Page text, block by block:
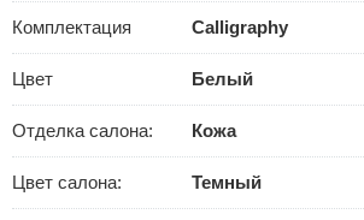
Комплектация Calligraphy
Цвет Белый
Отделка салона: Кожа
Цвет салона: Темный